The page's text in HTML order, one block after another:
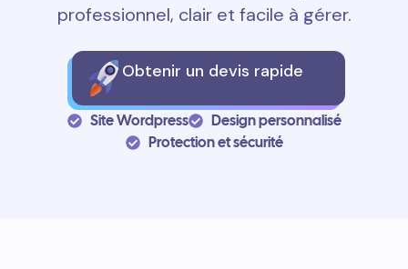
professionnel, clair et facile à gérer.
Obtenir un devis rapide
Site Wordpress
Design personnalisé
Protection et sécurité